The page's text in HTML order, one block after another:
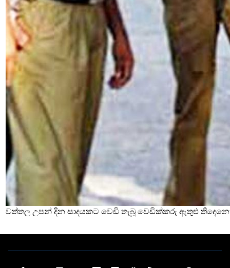
වත්තල උපන් දින සාදයකට වෙඩි තැබූ වෙඩික්කරු ඇතුළු